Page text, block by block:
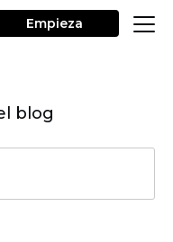
Empieza
blog